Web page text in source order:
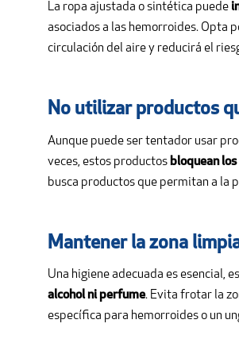
La ropa ajustada o sintética puede
asociados a las hemorroides. Opta
circulación del aire y reducirá el
No utilizar productos
Aunque puede ser tentador usar
veces, estos productos bloquean
busca productos que permitan a la
Mantener la zona
Una higiene adecuada es esencial,
alcohol ni perfume. Evita frotar la
específica para hemorroides o un